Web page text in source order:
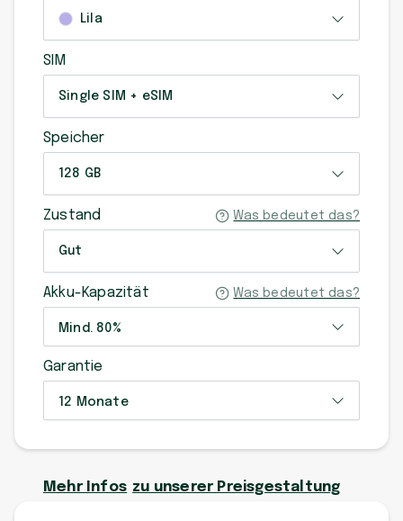
Lila
SIM
Single SIM + eSIM
Speicher
128 GB
Zustand Was bedeutet das?
Gut
Akku-Kapazität Was bedeutet das?
Mind. 80%
Garantie
12 Monate
Mehr Infos zu unserer Preisgestaltung